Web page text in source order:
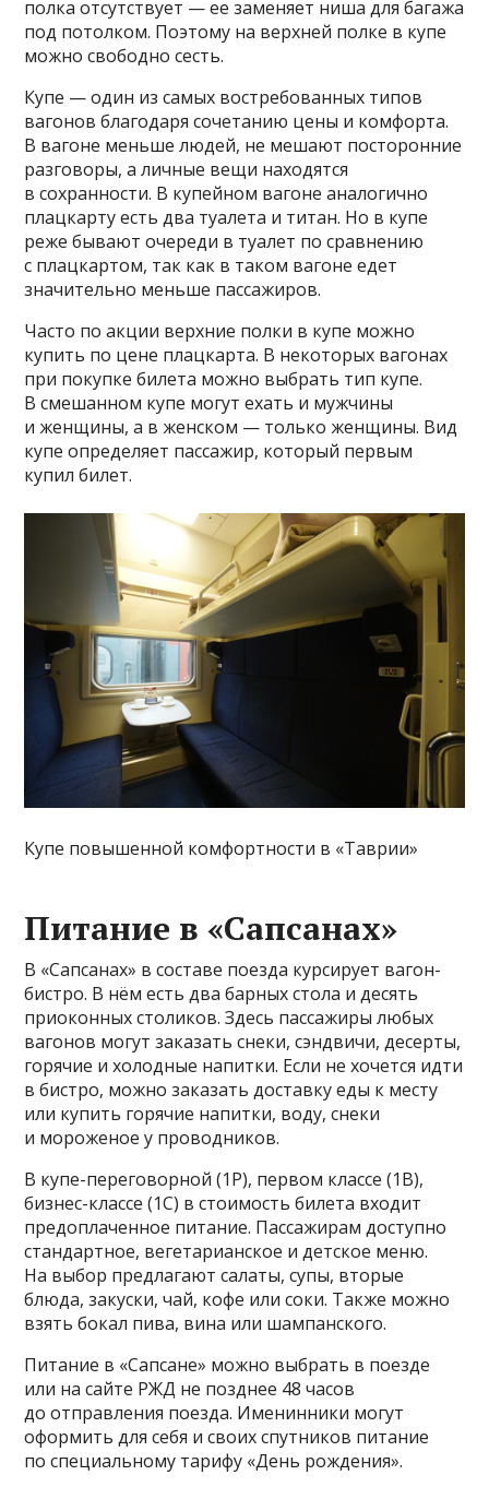
полка отсутствует — ее заменяет ниша для багажа
под потолком. Поэтому на верхней полке в купе
можно свободно сесть.
Купе — один из самых востребованных типов
вагонов благодаря сочетанию цены и комфорта.
В вагоне меньше людей, не мешают посторонние
разговоры, а личные вещи находятся
в сохранности. В купейном вагоне аналогично
плацкарту есть два туалета и титан. Но в купе
реже бывают очереди в туалет по сравнению
с плацкартом, так как в таком вагоне едет
значительно меньше пассажиров.
Часто по акции верхние полки в купе можно
купить по цене плацкарта. В некоторых вагонах
при покупке билета можно выбрать тип купе.
В смешанном купе могут ехать и мужчины
и женщины, а в женском — только женщины. Вид
купе определяет пассажир, который первым
купил билет.
Купе повышенной комфортности в «Таврии»
Питание в «Сапсанах»
В «Сапсанах» в составе поезда курсирует вагон-
бистро. В нём есть два барных стола и десять
приоконных столиков. Здесь пассажиры любых
вагонов могут заказать снеки, сэндвичи, десерты,
горячие и холодные напитки. Если не хочется идти
в бистро, можно заказать доставку еды к месту
или купить горячие напитки, воду, снеки
и мороженое у проводников.
В купе-переговорной (1Р), первом классе (1В),
бизнес-классе (1С) в стоимость билета входит
предоплаченное питание. Пассажирам доступно
стандартное, вегетарианское и детское меню.
На выбор предлагают салаты, супы, вторые
блюда, закуски, чай, кофе или соки. Также можно
взять бокал пива, вина или шампанского.
Питание в «Сапсане» можно выбрать в поезде
или на сайте РЖД не позднее 48 часов
до отправления поезда. Именинники могут
оформить для себя и своих спутников питание
по специальному тарифу «День рождения».